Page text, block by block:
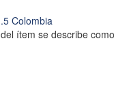
ítem se describe